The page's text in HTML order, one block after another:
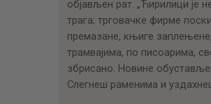
објављен рат. „Ћирилици је
трага; трговачке фирме
премазане, књиге
трамвајима, по писоарима,
збрисано. Новине
Слегнеш раменима и